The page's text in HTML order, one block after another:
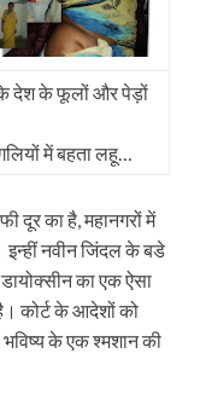
देश के फूलों और पेड़ों
में बहता लहू…
दूर का है, महानगरों में
नवीन जिंदल के बडे
का एक ऐसा
कोर्ट के आदेशों को
भविष्‍य के एक श्‍मशान की